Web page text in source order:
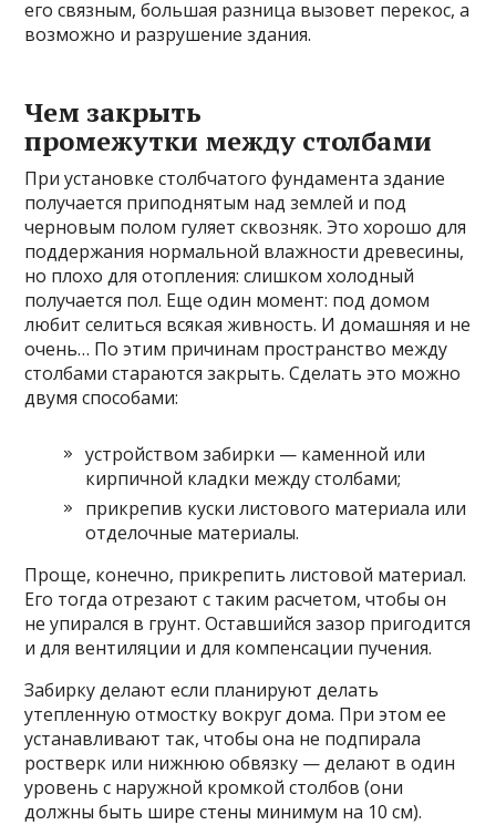
его связным, большая разница вызовет перекос, а
возможно и разрушение здания.
Чем закрыть
промежутки между столбами
При установке столбчатого фундамента здание
получается приподнятым над землей и под
черновым полом гуляет сквозняк. Это хорошо для
поддержания нормальной влажности древесины,
но плохо для отопления: слишком холодный
получается пол. Еще один момент: под домом
любит селиться всякая живность. И домашняя и не
очень… По этим причинам пространство между
столбами стараются закрыть. Сделать это можно
двумя способами:
устройством забирки — каменной или
кирпичной кладки между столбами;
прикрепив куски листового материала или
отделочные материалы.
Проще, конечно, прикрепить листовой материал.
Его тогда отрезают с таким расчетом, чтобы он
не упирался в грунт. Оставшийся зазор пригодится
и для вентиляции и для компенсации пучения.
Забирку делают если планируют делать
утепленную отмостку вокруг дома. При этом ее
устанавливают так, чтобы она не подпирала
ростверк или нижнюю обвязку — делают в один
уровень с наружной кромкой столбов (они
должны быть шире стены минимум на 10 см).